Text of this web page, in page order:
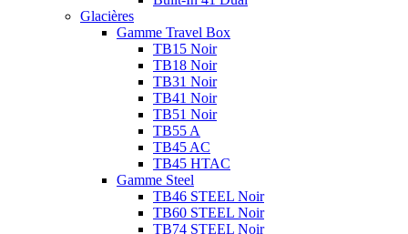
Glacières
Gamme Travel Box
TB15 Noir
TB18 Noir
TB31 Noir
TB41 Noir
TB51 Noir
TB55 A
TB45 AC
TB45 HTAC
Gamme Steel
TB46 STEEL Noir
TB60 STEEL Noir
TB74 STEEL Noir